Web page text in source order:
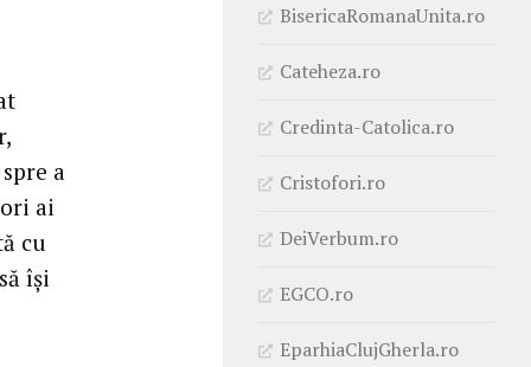
a
ai
cu
își
BisericaRomanaUnita.ro
Cateheza.ro
Credinta-Catolica.ro
Cristofori.ro
DeiVerbum.ro
EGCO.ro
EparhiaClujGherla.ro